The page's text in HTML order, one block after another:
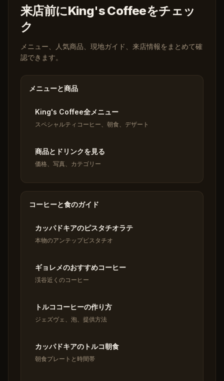
来店前にKing's Coffeeをチェッ
ク
メニュー、人気商品、現地ガイド、来店情報をまとめて確
認できます。
メニューと商品
King's Coffee全メニュー
スペシャルティコーヒー、朝食、デザート
商品とドリンクを見る
価格、写真、カテゴリー
コーヒーと食のガイド
カッパドキアのピスタチオラテ
本物のアンテップピスタチオ
ギョレメのおすすめコーヒー
渓谷近くのコーヒー
トルココーヒーの作り方
ジェズヴェ、泡、提供方法
カッパドキアのトルコ朝食
朝食プレートと時間帯